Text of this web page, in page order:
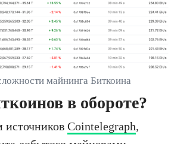
майнинга Биткоина
в обороте?
источников Cointelegraph,